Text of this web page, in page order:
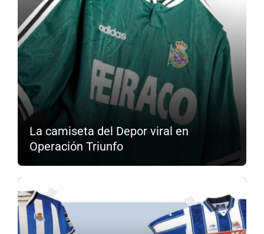
La camiseta del Depor viral en
Operación Triunfo